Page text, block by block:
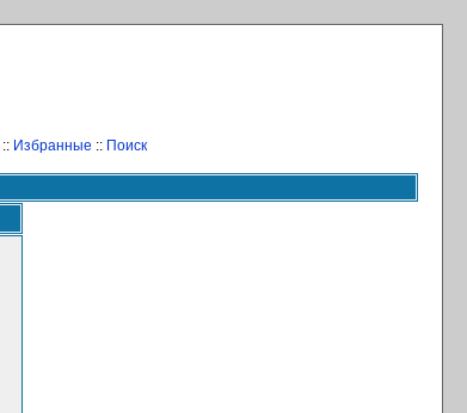
:: Избранные :: Поиск